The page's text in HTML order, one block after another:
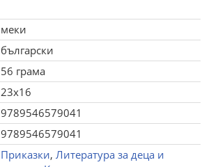
меки
български
56 грама
23x16
9789546579041
9789546579041
Приказки, Литература за деца и